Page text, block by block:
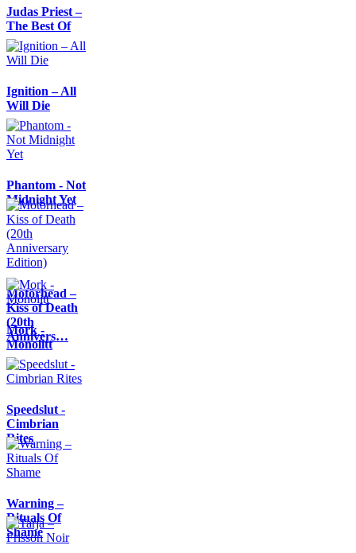
Judas Priest –
The Best Of
Ignition – All
Will Die
Phantom - Not
Midnight Yet
Motörhead –
Kiss of Death
(20th
Annivers…
Mork -
Monolitt
Speedslut -
Cimbrian
Rites
Warning –
Rituals Of
Shame